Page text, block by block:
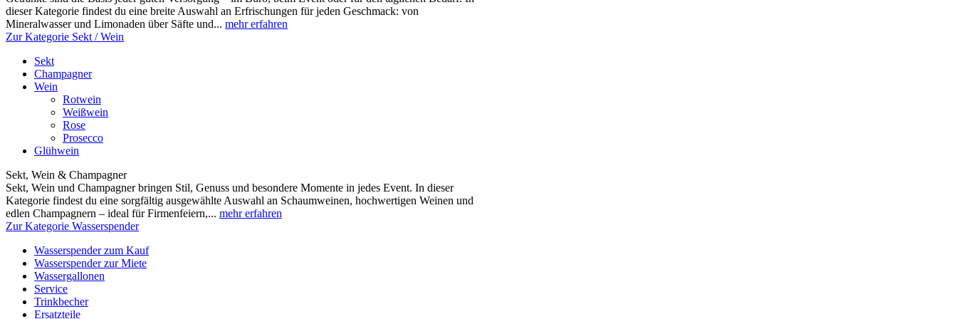
dieser Kategorie findest du eine breite Auswahl an Erfrischungen für jeden Geschmack: von
Mineralwasser und Limonaden über Säfte und... mehr erfahren
Zur Kategorie Sekt / Wein
Sekt
Champagner
Wein
Rotwein
Weißwein
Rose
Prosecco
Glühwein
Sekt, Wein & Champagner
Sekt, Wein und Champagner bringen Stil, Genuss und besondere Momente in jedes Event. In dieser
Kategorie findest du eine sorgfältig ausgewählte Auswahl an Schaumweinen, hochwertigen Weinen und
edlen Champagnern – ideal für Firmenfeiern,... mehr erfahren
Zur Kategorie Wasserspender
Wasserspender zum Kauf
Wasserspender zur Miete
Wassergallonen
Service
Trinkbecher
Ersatzteile